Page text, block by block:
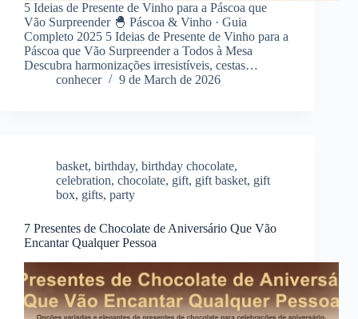
5 Ideias de Presente de Vinho para a Páscoa que
Vão Surpreender 🐣 Páscoa & Vinho · Guia
Completo 2025 5 Ideias de Presente de Vinho para a
Páscoa que Vão Surpreender a Todos à Mesa
Descubra harmonizações irresistíveis, cestas…
conhecer
9 de March de 2026
basket, birthday, birthday chocolate,
celebration, chocolate, gift, gift basket, gift
box, gifts, party
7 Presentes de Chocolate de Aniversário Que Vão
Encantar Qualquer Pessoa